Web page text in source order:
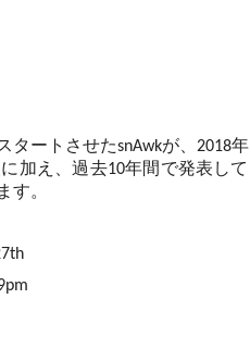
ートさせたsnAwkが、2018年
加え、過去10年間で発表して
す。